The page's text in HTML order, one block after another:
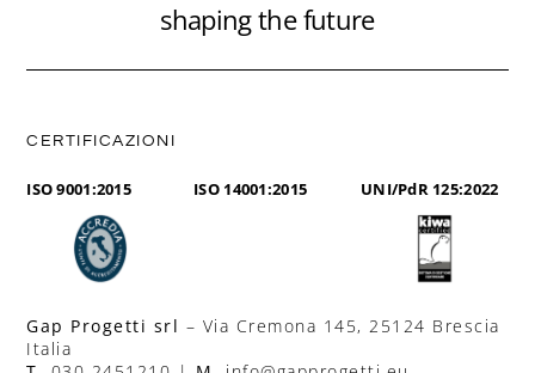
shaping the future
Gap Progetti srl – Via Cremona 145, 25124 Brescia
Italia
CERTIFICAZIONI
ISO 9001:2015 ISO 14001:2015 UNI/PdR 125:2022